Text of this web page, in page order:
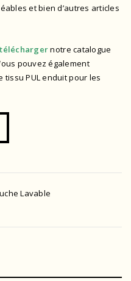
et bien d’autres articles
téléchargernotre catalogue
pouvez également
PUL enduit pour les
Lavable